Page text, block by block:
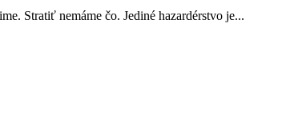
Stratiť nemáme čo. Jediné hazardérstvo je...